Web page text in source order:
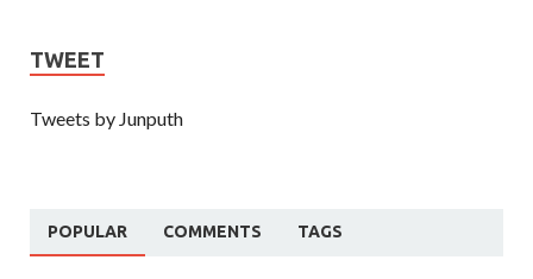
TWEET
Tweets by Junputh
POPULAR COMMENTS TAGS